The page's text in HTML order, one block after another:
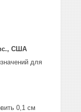
США
для
0,1 см